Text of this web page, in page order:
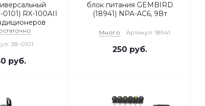
0101) RX-100AII
38-0101
руб.
блок питания GEMBIRD
(18941) NPA-AC6, 9Вт
Много Артикул: 18941
250 руб.